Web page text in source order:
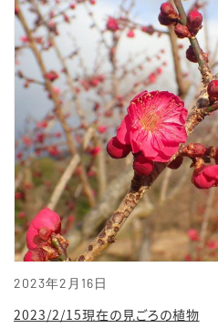
2023年2月16日
2023/2/15現在の見ごろの植物